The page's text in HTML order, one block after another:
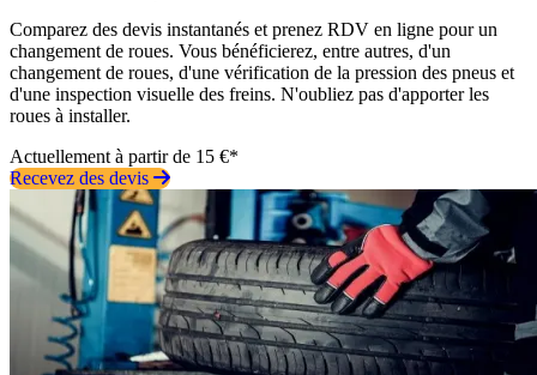
Comparez des devis instantanés et prenez RDV en ligne pour un
changement de roues. Vous bénéficierez, entre autres, d'un
changement de roues, d'une vérification de la pression des pneus et
d'une inspection visuelle des freins. N'oubliez pas d'apporter les
roues à installer.
Actuellement à partir de 15 €*
Recevez des devis